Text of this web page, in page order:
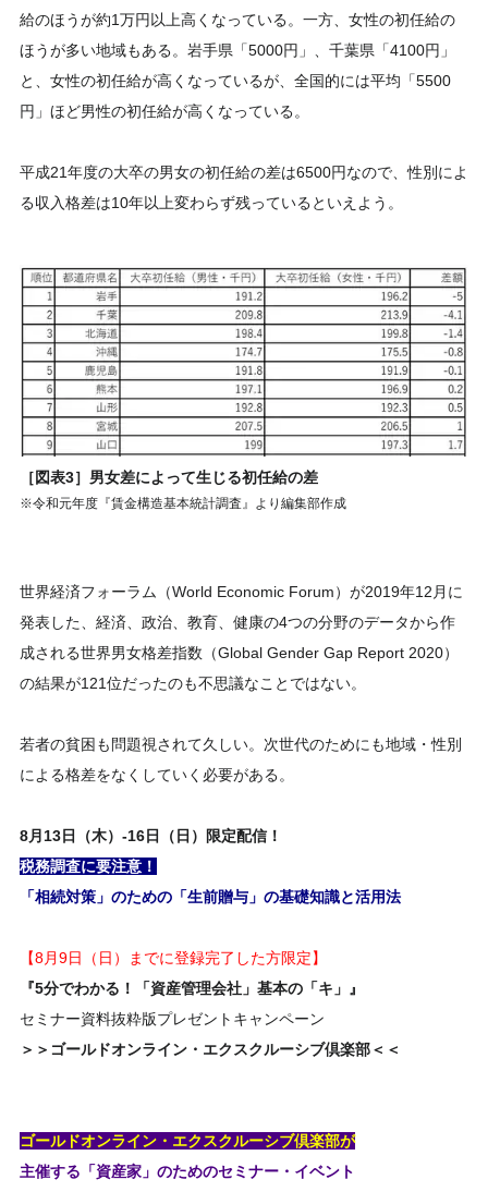
給のほうが約1万円以上高くなっている。一方、女性の初任給の
ほうが多い地域もある。岩手県「5000円」、千葉県「4100円」
と、女性の初任給が高くなっているが、全国的には平均「5500
円」ほど男性の初任給が高くなっている。
平成21年度の大卒の男女の初任給の差は6500円なので、性別によ
る収入格差は10年以上変わらず残っているといえよう。
［図表3］男女差によって生じる初任給の差
※令和元年度『賃金構造基本統計調査』より編集部作成
世界経済フォーラム（World Economic Forum）が2019年12月に
発表した、経済、政治、教育、健康の4つの分野のデータから作
成される世界男女格差指数（Global Gender Gap Report 2020）
の結果が121位だったのも不思議なことではない。
若者の貧困も問題視されて久しい。次世代のためにも地域・性別
による格差をなくしていく必要がある。
8月13日（木）-16日（日） 限定配信！
税務調査に要注意！
「相続対策」のための「生前贈与」の基礎知識と活用法
【8月9日（日）までに登録完了した方限定】
『5分でわかる！「資産管理会社」基本の「キ」』
セミナー資料抜粋版プレゼントキャンペーン
＞＞ゴールドオンライン・エクスクルーシブ倶楽部＜＜
ゴールドオンライン・エクスクルーシブ倶楽部が
主催する「資産家」のためのセミナー・イベント